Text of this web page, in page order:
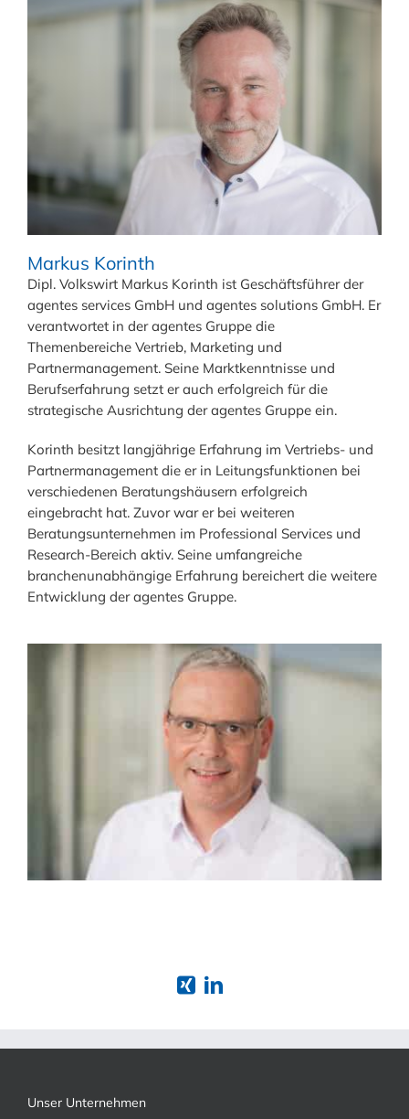
Markus Korinth
Dipl. Volkswirt Markus Korinth ist Geschäftsführer der
agentes services GmbH und agentes solutions GmbH. Er
verantwortet in der agentes Gruppe die
Themenbereiche Vertrieb, Marketing und
Partnermanagement. Seine Marktkenntnisse und
Berufserfahrung setzt er auch erfolgreich für die
strategische Ausrichtung der agentes Gruppe ein.
Korinth besitzt langjährige Erfahrung im Vertriebs- und
Partnermanagement die er in Leitungsfunktionen bei
verschiedenen Beratungshäusern erfolgreich
eingebracht hat. Zuvor war er bei weiteren
Beratungsunternehmen im Professional Services und
Research-Bereich aktiv. Seine umfangreiche
branchenunabhängige Erfahrung bereichert die weitere
Entwicklung der agentes Gruppe.
Unser Unternehmen